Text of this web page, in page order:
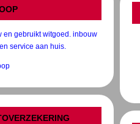
en gebruikt witgoed. inbouw
service aan huis.